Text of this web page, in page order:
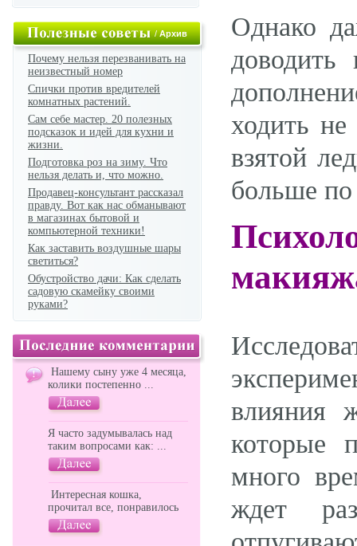
/Архив
Почему нельзя перезванивать на
неизвестный номер
Спички против вредителей
комнатных растений.
Сам себе мастер. 20 полезных
подсказок и идей для кухни и
жизни.
Подготовка роз на зиму. Что
нельзя делать и, что можно.
Продавец-консультант рассказал
правду. Вот как нас обманывают
в магазинах бытовой и
компьютерной техники!
Как заставить воздушные шары
светиться?
Обустройство дачи: Как сделать
садовую скамейку своими
руками?
Нашему сыну уже 4 месяца,
колики постепенно ...
Я часто задумывалась над
таким вопросами как: ...
Интересная кошка,
прочитал все, понравилось
Однако
ходить
взятой
больше по
влияния
которые
много
ждет